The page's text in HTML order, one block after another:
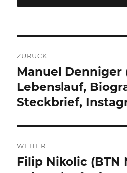
ZURÜCK
Vorheriger
Beitrag:
Manuel Denniger
Lebenslauf,
Steckbrief,
WEITER
Nächster
Filip Nikolic (BTN